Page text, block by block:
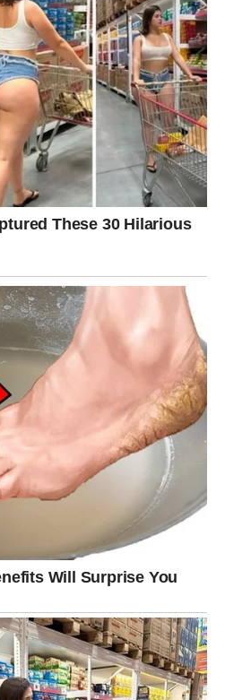
koji mu donosi veće
energiju:“Ja mogu.”
ne zaustavlja.
za Lava:
da bi se drugi osećali bolje.
GA VADI
GURA U
diže. Ali čak i Strelac, koliko
slomi u tišini. U poslednje
nešto stalno vraća nazad:
odnosi, neizgovorene
se sve raspetljava. Sudbina mu
poklon.
se jedno
se bolje”